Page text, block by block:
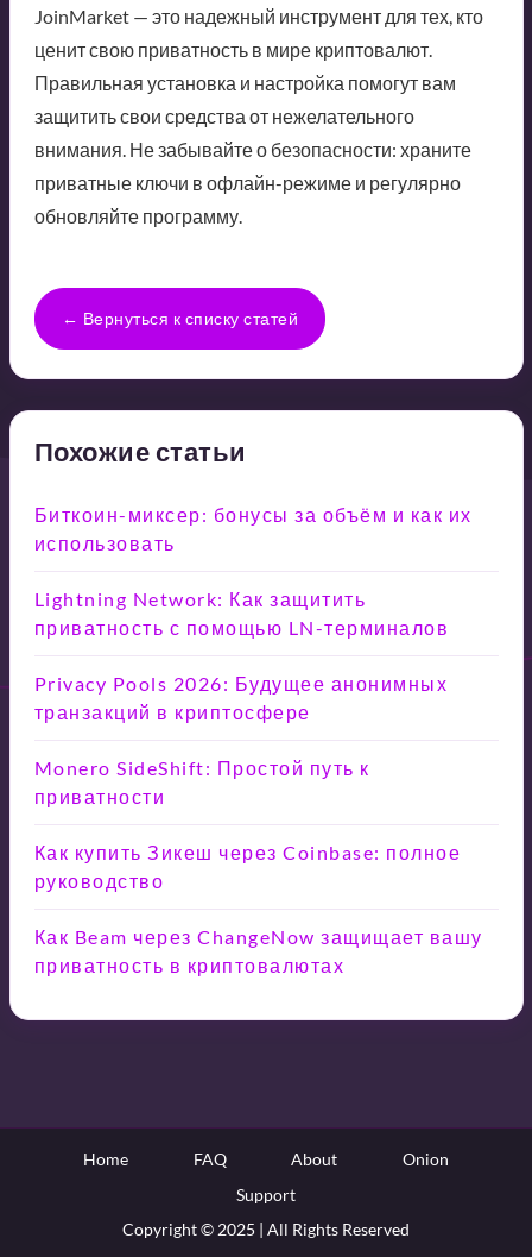
JoinMarket — это надежный инструмент для тех, кто
ценит свою приватность в мире криптовалют.
Правильная установка и настройка помогут вам
защитить свои средства от нежелательного
внимания. Не забывайте о безопасности: храните
приватные ключи в офлайн-режиме и регулярно
обновляйте программу.
← Вернуться к списку статей
Похожие статьи
Биткоин-миксер: бонусы за объём и как их
использовать
Lightning Network: Как защитить
приватность с помощью LN-терминалов
Privacy Pools 2026: Будущее анонимных
транзакций в криптосфере
Monero SideShift: Простой путь к
приватности
Как купить Зикеш через Coinbase: полное
руководство
Как Beam через ChangeNow защищает вашу
приватность в криптовалютах
Home FAQ About
Onion
Support
Copyright © 2025 | All Rights Reserved